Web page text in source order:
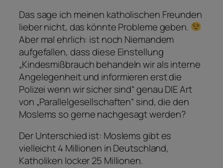
Das sage ich meinen katholischen Freunden
lieber nicht, das könnte Probleme geben.
Aber mal ehrlich: ist noch Niemandem
aufgefallen, dass diese Einstellung
„Kindesmißbrauch behandeln wir als interne
Angelegenheit und informieren erst die
Polizei wenn wir sicher sind“ genau DIE Art
von „Parallelgesellschaften“ sind, die den
Moslems so gerne nachgesagt werden?
Der Unterschied ist: Moslems gibt es
vielleicht 4 Millionen in Deutschland,
Katholiken locker 25 Millionen.